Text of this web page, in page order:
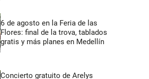
6 de agosto en la Feria de las
Flores: final de la trova, tablados
gratis y más planes en Medellín
Concierto gratuito de Arelys